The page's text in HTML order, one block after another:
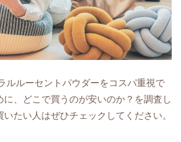
ルルーセントパウダーをコスパ重視で
に、どこで買うのが安いのか？を調査し
いたい人はぜひチェックしてください。